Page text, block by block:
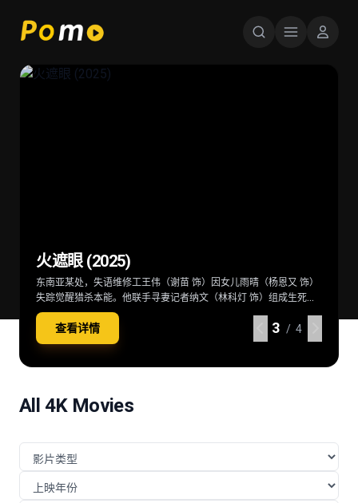
超级少女 Supergirl (2026)
当一位冷酷无情、突如其来的劲敌突袭家园，卡拉·佐-艾尔（米莉·
阿尔柯克 饰）——也就是“超级少女”——不得不与一位意想不到的同
伴结盟，横跨星际，踏上一段交织复仇与正义的壮阔征途。
查看详情 4 / 4
后室 Backrooms (2026)
深陷困境的克拉克（切瓦特·埃加福 饰）意外切入名为“后室”的神秘
空间，在这里一切物理规则崩塌，只有漫无边际的黄色房间，没有
终点也没有出路。心理医生玛丽（雷娜特·赖因斯夫 饰）为寻回克拉
克意外踏入此地，在这片异常空间中，随着心理防线的崩塌，未知
的恐惧与实体也在一步步向他们靠近
查看详情 4 / 4
火遮眼 (2025)
东南亚某处，失语维修工王伟（谢苗 饰）因女儿雨晴（杨恩又 饰）
失踪觉醒猎杀本能。他联手寻妻记者纳文（林科灯 饰）组成生死同
盟，在连番血战中死斗黑暗组织打手大块头（黎唯 饰）与嗜血杀手
阿德（雅彦·鲁伊安 饰）一众人等。怒火遮眼，鲜血开路，从血肉翻
飞的街头混战。
查看详情 4 / 4
The Mandalorian & Grogu (2026)
在秩序动荡的银河系，“最强奶爸”丁·贾伦（佩德罗·帕斯卡 饰）与
“银河系萌娃”古古这对非血缘父子并肩登场。冷峻坚毅的赏金猎人丁
·贾伦身披贝斯卡钢甲，凭悍勇战力屡屡从围堵中突围；看似弱小的
原力学徒古古，则总能在关键时刻爆发出惊人战力，为搭档化解危
机。他们一同执行关乎银河命运的绝密任务，直面远比以往更为凶
查看详情 4 / 4
All 4K Movies